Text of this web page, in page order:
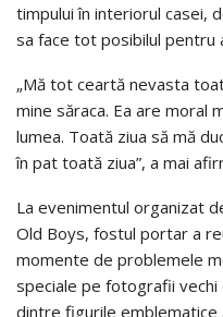
timpului în interiorul casei,
sa face tot posibilul pentru
„Mă tot ceartă nevasta
mine săraca. Ea are moral
lumea. Toată ziua să mă
în pat toată ziua”, a mai
La evenimentul organizat
Old Boys, fostul portar a
momente de problemele
speciale pe fotografii vechi
dintre figurile emblematice